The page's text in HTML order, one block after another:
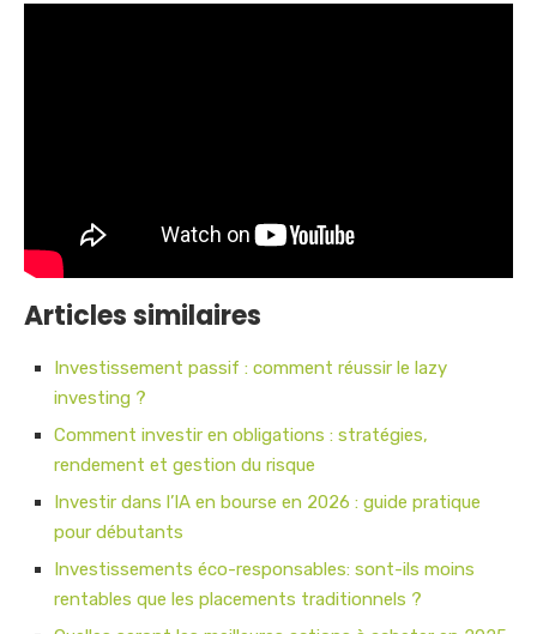
Articles similaires
Investissement passif : comment réussir le lazy
investing ?
Comment investir en obligations : stratégies,
rendement et gestion du risque
Investir dans l’IA en bourse en 2026 : guide pratique
pour débutants
Investissements éco-responsables: sont-ils moins
rentables que les placements traditionnels ?